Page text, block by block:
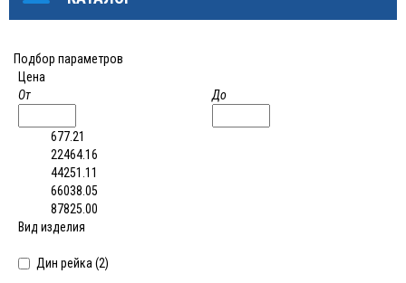
Подбор параметров
Цена
От
До
677.21
22464.16
44251.11
66038.05
87825.00
Вид изделия
Дин рейка (2)